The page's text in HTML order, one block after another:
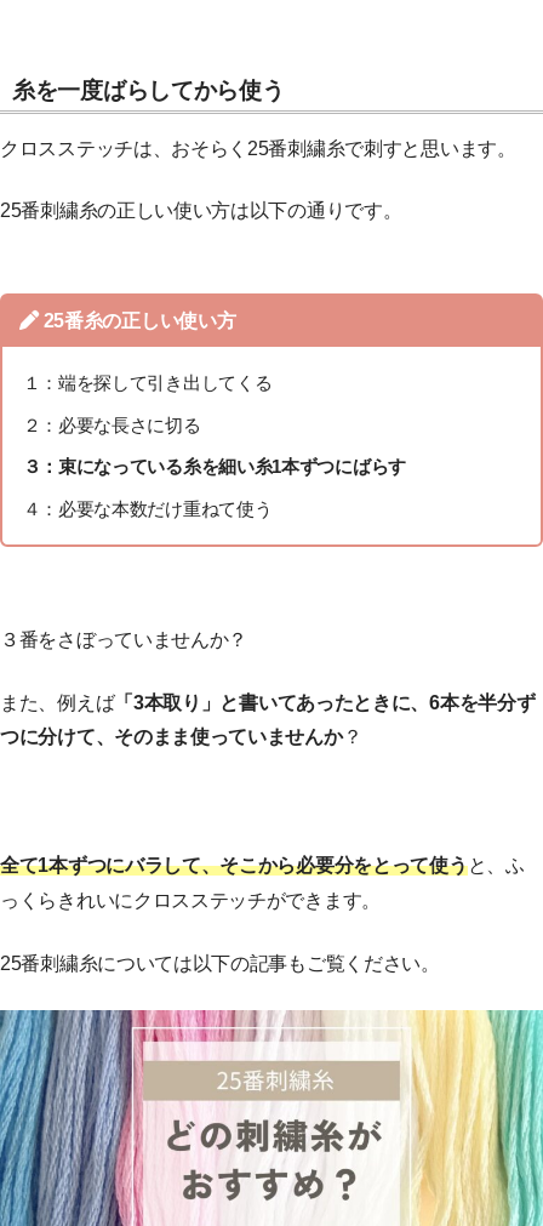
糸を一度ばらしてから使う
クロスステッチは、おそらく25番刺繍糸で刺すと思います。
25番刺繍糸の正しい使い方は以下の通りです。
25番糸の正しい使い方
１：端を探して引き出してくる
２：必要な長さに切る
３：束になっている糸を細い糸1本ずつにばらす
４：必要な本数だけ重ねて使う
３番をさぼっていませんか？
また、例えば「3本取り」と書いてあったときに、6本を半分ず
つに分けて、そのまま使っていませんか？
全て1本ずつにバラして、そこから必要分をとって使うと、ふ
っくらきれいにクロスステッチができます。
25番刺繍糸については以下の記事もご覧ください。